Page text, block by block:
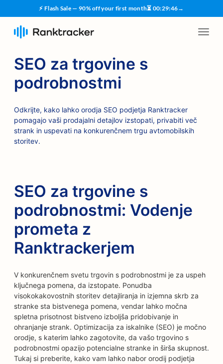
⚡ Flash Sale — 90% off your first month⏳ 00:29:45→
SEO za trgovine s
podrobnostmi
Odkrijte, kako lahko orodja SEO podjetja Ranktracker
pomagajo vaši prodajalni detajlov izstopati, privabiti več
strank in uspevati na konkurenčnem trgu avtomobilskih
storitev.
SEO za trgovine s
podrobnostmi: Vodenje
prometa z
Ranktrackerjem
V konkurenčnem svetu trgovin s podrobnostmi je za uspeh
ključnega pomena, da izstopate. Ponudba
visokokakovostnih storitev detajliranja in izjemna skrb za
stranke sta bistvenega pomena, vendar lahko močna
spletna prisotnost bistveno izboljša pridobivanje in
ohranjanje strank. Optimizacija za iskalnike (SEO) je močno
orodje, s katerim lahko zagotovite, da vašo trgovino s
podrobnostmi opazijo potencialne stranke in širša skupnost.
Tukaj si preberite, kako vam lahko nabor orodij podjetja